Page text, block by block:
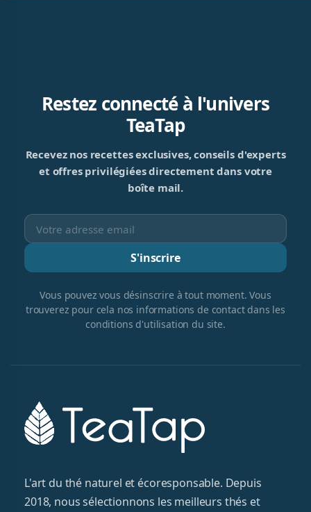
Restez connecté à l'univers
TeaTap
Recevez nos recettes exclusives, conseils d'experts
et offres privilégiées directement dans votre
boîte mail.
S'inscrire
Vous pouvez vous désinscrire à tout moment. Vous
trouverez pour cela nos informations de contact dans les
conditions d'utilisation du site.
L'art du thé naturel et écoresponsable. Depuis
2018, nous sélectionnons les meilleurs thés et